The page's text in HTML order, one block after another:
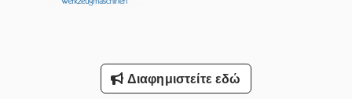
Φρέζες Με Πεντάγωνες Πινακίδες
Διαφημιστείτε εδώ